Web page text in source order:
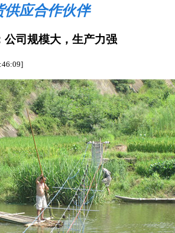
供应合作伙伴
公司规模大，生产力强